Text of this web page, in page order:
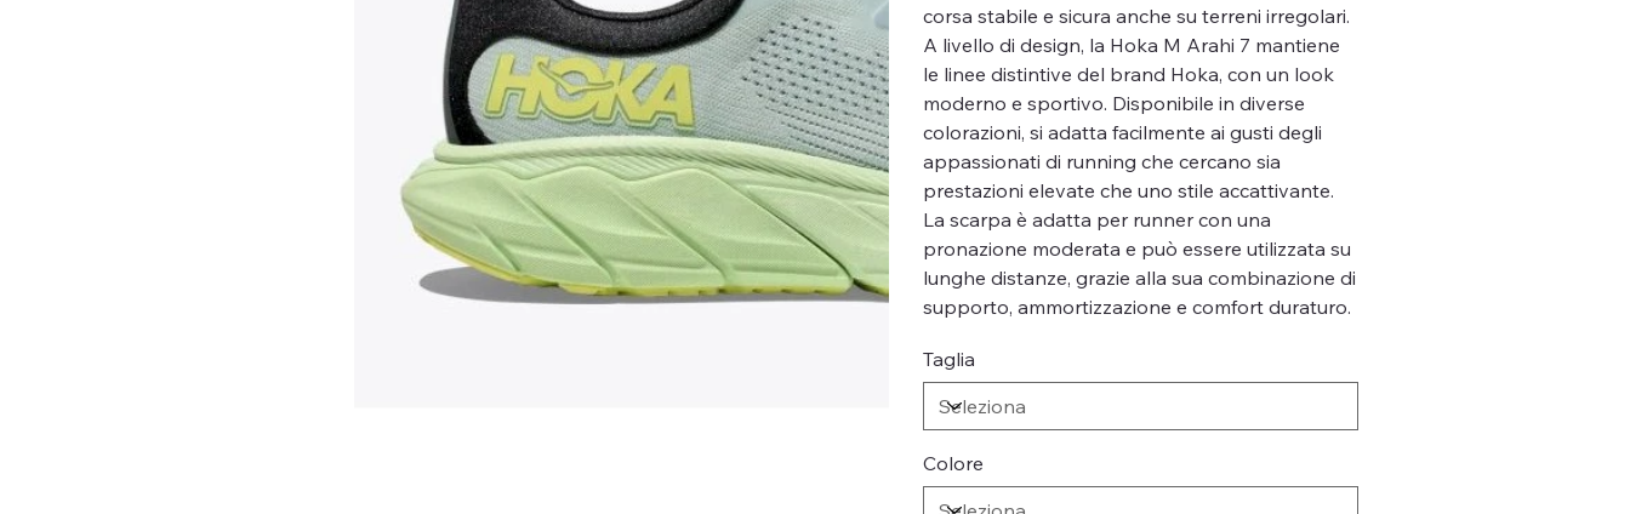
corsa stabile e sicura anche su terreni irregolari.
A livello di design, la Hoka M Arahi 7 mantiene
le linee distintive del brand Hoka, con un look
moderno e sportivo. Disponibile in diverse
colorazioni, si adatta facilmente ai gusti degli
appassionati di running che cercano sia
prestazioni elevate che uno stile accattivante.
La scarpa è adatta per runner con una
pronazione moderata e può essere utilizzata su
lunghe distanze, grazie alla sua combinazione di
supporto, ammortizzazione e comfort duraturo.
Taglia
Colore